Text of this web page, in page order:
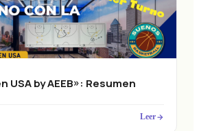
USA by AEEB»: Resumen
Leer